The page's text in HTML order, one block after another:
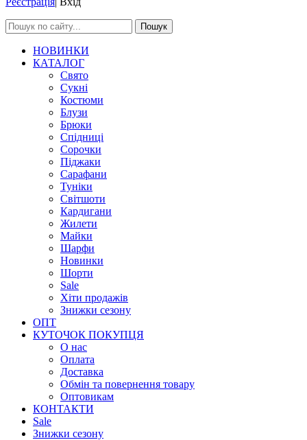
Пошук
НОВИНКИ
КАТАЛОГ
Свято
Сукні
Костюми
Блузи
Брюки
Спідниці
Сорочки
Піджаки
Сарафани
Туніки
Світшоти
Кардигани
Жилети
Майки
Шарфи
Новинки
Шорти
Sale
Хіти продажів
Знижки сезону
ОПТ
КУТОЧОК ПОКУПЦЯ
О нас
Оплата
Доставка
Обмін та повернення товару
Оптовикам
КОНТАКТИ
Sale
Знижки сезону